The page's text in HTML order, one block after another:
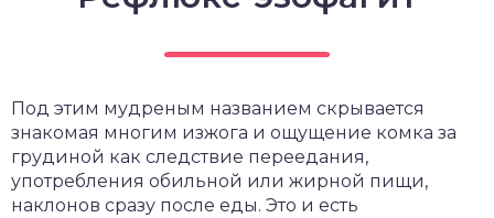
Под этим мудреным названием скрывается
знакомая многим изжога и ощущение комка за
грудиной как следствие переедания,
употребления обильной или жирной пищи,
наклонов сразу после еды. Это и есть
расчет